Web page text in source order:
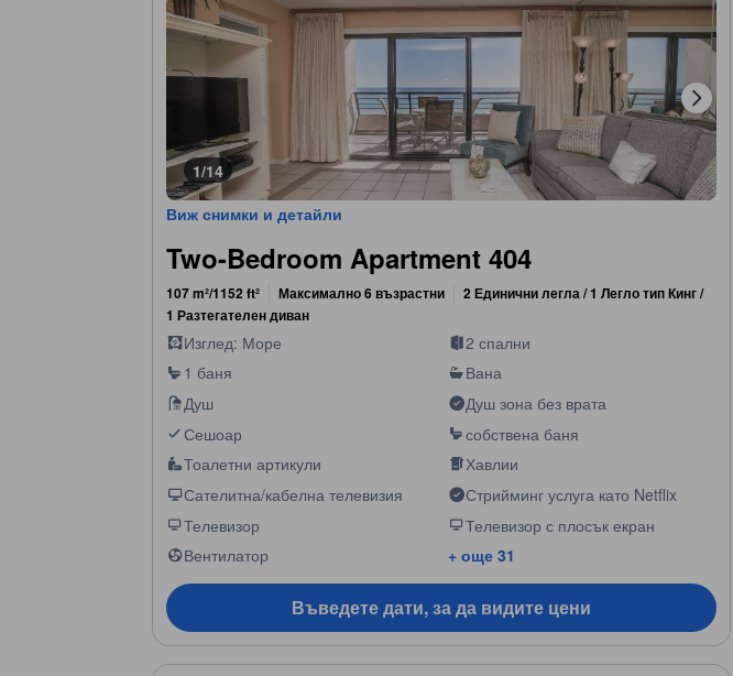
1/14
Виж снимки и детайли
Two-Bedroom Apartment 404
107 m²/1152 ft² Максимално 6 възрастни
2 Единични легла / 1 Легло тип Кинг /
1 Разтегателен диван
Изглед: Море 2 спални
1 баня Вана
Душ Душ зона без врата
Сешоар собствена баня
Тоалетни артикули Хавлии
Сателитна/кабелна телевизия Стрийминг услуга като Netflix
Телевизор Телевизор с плосък екран
Вентилатор + още 31
Въведете дати, за да видите цени